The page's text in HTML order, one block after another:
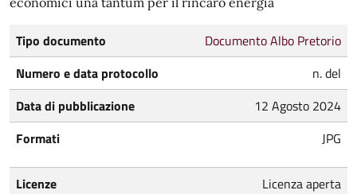
Tipo documento
Documento Albo Pretorio
Numero e data protocollo
n. del
Data di pubblicazione
12 Agosto 2024
Formati
JPG
Licenze Licenza aperta